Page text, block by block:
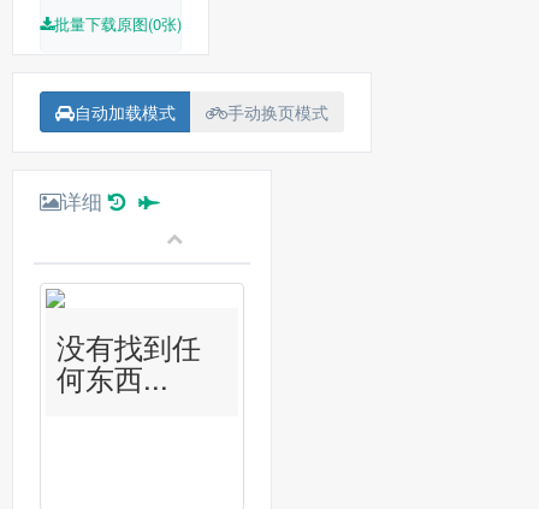
批量下载原图(0张)
自动加载模式 手动换页模式
详细
没有找到任
何东西...